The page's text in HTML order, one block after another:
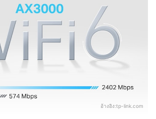
อ้างอิง:tp-link.com